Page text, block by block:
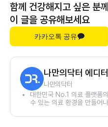
함께 건강해지고 싶은 분께
이 글을 공유해보세요
카카오톡 공유
나만의닥터 에디터
나만의닥터
대한민국 No.1 의료 플랫폼
수 있는 의료 환경을 만들어